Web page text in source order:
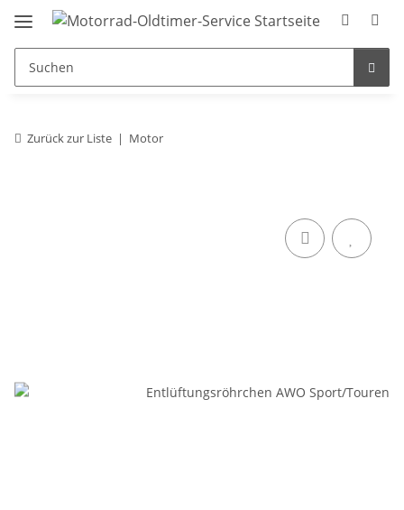
Zurück zur Liste Motor